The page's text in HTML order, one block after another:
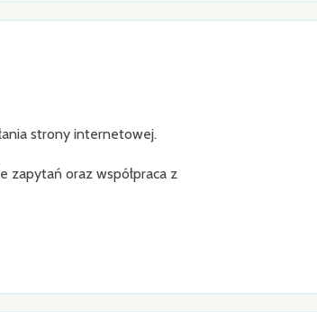
strony internetowej.
zapytań oraz współpraca z